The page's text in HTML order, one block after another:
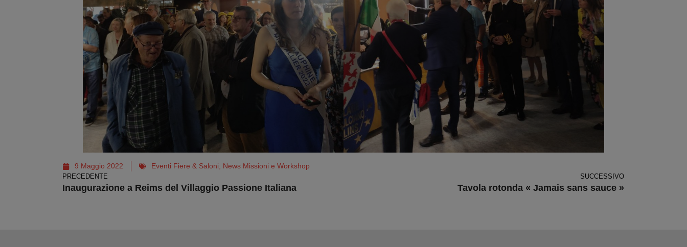
9 Maggio 2022 Eventi Fiere & Saloni, News Missioni e Workshop
PRECEDENTE
Inaugurazione a Reims del Villaggio Passione Italiana
SUCCESSIVO
Tavola rotonda « Jamais sans sauce »